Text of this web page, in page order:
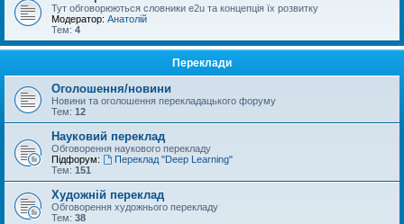
Тут обговорюються словники e2u та концепція їх розвитку
Модератор: Анатолій
Тем: 4
Переклади
Оголошення/новини
Новини та оголошення перекладацького форуму
Тем: 12
Науковий переклад
Обговорення наукового перекладу
Підфорум:
Переклад "Deep Learning"
Тем: 151
Художній переклад
Обговорення художнього перекладу
Тем: 38